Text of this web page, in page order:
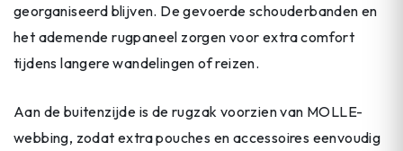
georganiseerd blijven. De gevoerde schouderbanden en
het ademende rugpaneel zorgen voor extra comfort
tijdens langere wandelingen of reizen.
Aan de buitenzijde is de rugzak voorzien van MOLLE-
webbing, zodat extra pouches en accessoires eenvoudig